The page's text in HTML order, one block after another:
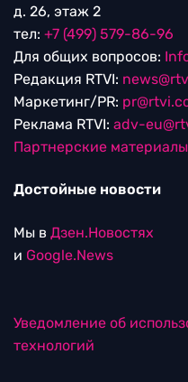
д. 26, этаж 2
тел: +7 (499) 579-86-96
Для общих вопросов:
Редакция RTVI:
Маркетинг/PR:
Реклама RTVI: adv-
Партнерские материалы
Достойные новости
Мы в Дзен.Новостях
и Google.News
Уведомление об
технологий